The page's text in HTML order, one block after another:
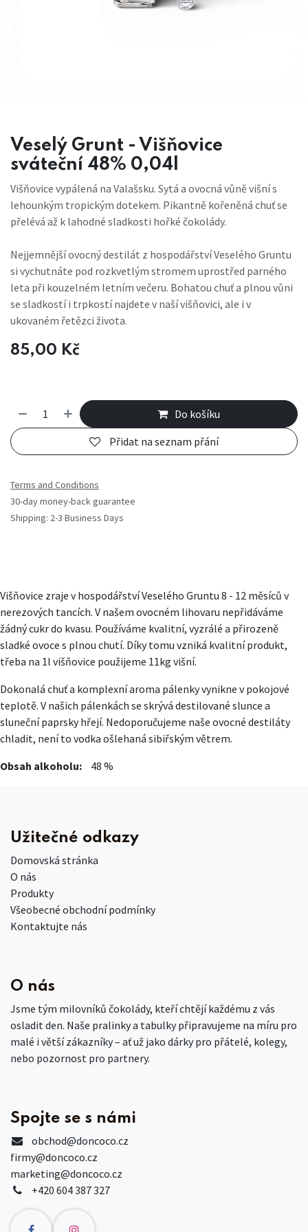
Veselý Grunt - Višňovice
sváteční 48% 0,04l
Višňovice vypálená na Valašsku. Sytá a ovocná vůně višní s
lehounkým tropickým dotekem. Pikantně kořeněná chuť se
přelévá až k lahodné sladkosti hořké čokolády.
Nejjemnější ovocný destilát z hospodářství Veselého Gruntu
si vychutnáte pod rozkvetlým stromem uprostřed parného
leta při kouzelném letním večeru. Bohatou chuť a plnou vůni
se sladkostí i trpkostí najdete v naší višňovici, ale i v
ukovaném řetězci života.
85,00 Kč
Do košíku
Přidat na seznam přání
Terms and Conditions
30-day money-back guarantee
Shipping: 2-3 Business Days
Višňovice zraje v hospodářství Veselého Gruntu 8 - 12 měsíců v
nerezových tancích. V našem ovocném lihovaru nepřidáváme
žádný cukr do kvasu. Používáme kvalitní, vyzrálé a přirozeně
sladké ovoce s plnou chutí. Díky tomu vzniká kvalitní produkt,
třeba na 1l višňovice použijeme 11kg višní.
Dokonalá chuť a komplexní aroma pálenky vynikne v pokojové
teplotě. V našich pálenkách se skrývá destilované slunce a
sluneční paprsky hřejí. Nedoporučujeme naše ovocné destiláty
chladit, není to vodka ošlehaná sibiřským větrem.
Obsah alkoholu:
48 %
Užitečné odkazy
Domovská stránka
O nás
Produkty
Všeobecné obchodní podmínky
Kontaktujte nás
O nás
Jsme tým milovníků čokolády, kteří chtějí každému z vás
osladit den. Naše pralinky a tabulky připravujeme na míru pro
malé i větší zákazníky – ať už jako dárky pro přátelé, kolegy,
nebo pozornost pro partnery.
Spojte se s námi
obchod@doncoco.cz
firmy@doncoco.cz
marketing@doncoco.cz
+420 604 387 327